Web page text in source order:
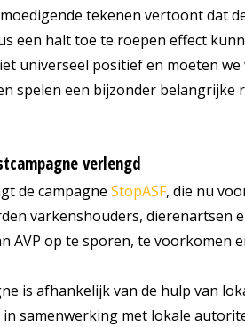
tekenen vertoont dat
een halt toe te roepen effect
universeel positief en moeten
spelen een bijzonder belangrijke
verlengd
de campagne StopASF, die nu
varkenshouders, dierenartsen
AVP op te sporen, te voorkomen
is afhankelijk van de hulp van
samenwerking met lokale